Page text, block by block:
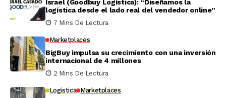
Israel (Goodbuy Logística): “Diseñamos la
logística desde el lado real del vendedor online”
7 Mins De Lectura
Marketplaces
BigBuy impulsa su crecimiento con una inversión
internacional de 4 millones
2 Mins De Lectura
Logistica Marketplaces